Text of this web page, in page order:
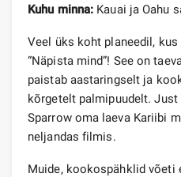
Kuhu minna: Kauai ja Oahu
Veel üks koht planeedil,
“Näpista mind”! See on
paistab aastaringselt ja
kõrgetelt palmipuudelt.
Sparrow oma laeva Kariibi
neljandas filmis.
Muide, kookospähklid võeti